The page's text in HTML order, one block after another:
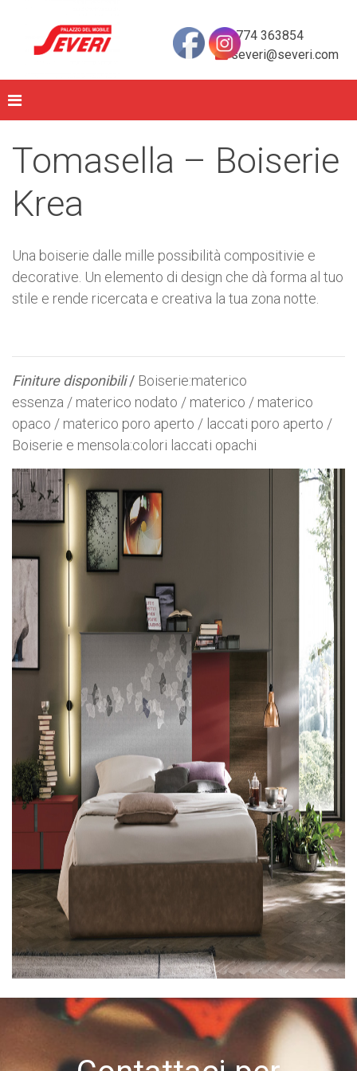
0774 363854
severi@severi.com
Tomasella – Boiserie
Krea
Una boiserie dalle mille possibilità compositivie e
decorative. Un elemento di design che dà forma al tuo
stile e rende ricercata e creativa la tua zona notte.
Finiture disponibili/ Boiserie:materico
essenza / materico nodato / materico / materico
opaco / materico poro aperto / laccati poro aperto /
Boiserie e mensola:colori laccati opachi